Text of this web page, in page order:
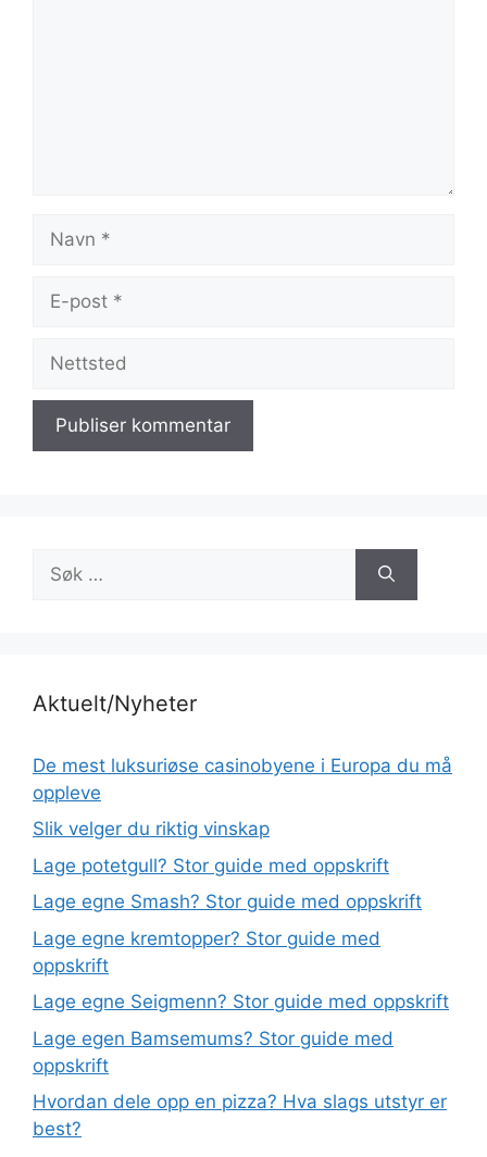
post
etter:
Aktuelt/Nyheter
De mest luksuriøse casinobyene i Europa du må
oppleve
Slik velger du riktig vinskap
Lage potetgull? Stor guide med oppskrift
Lage egne Smash? Stor guide med oppskrift
Lage egne kremtopper? Stor guide med
oppskrift
Lage egne Seigmenn? Stor guide med oppskrift
Lage egen Bamsemums? Stor guide med
oppskrift
Hvordan dele opp en pizza? Hva slags utstyr er
best?